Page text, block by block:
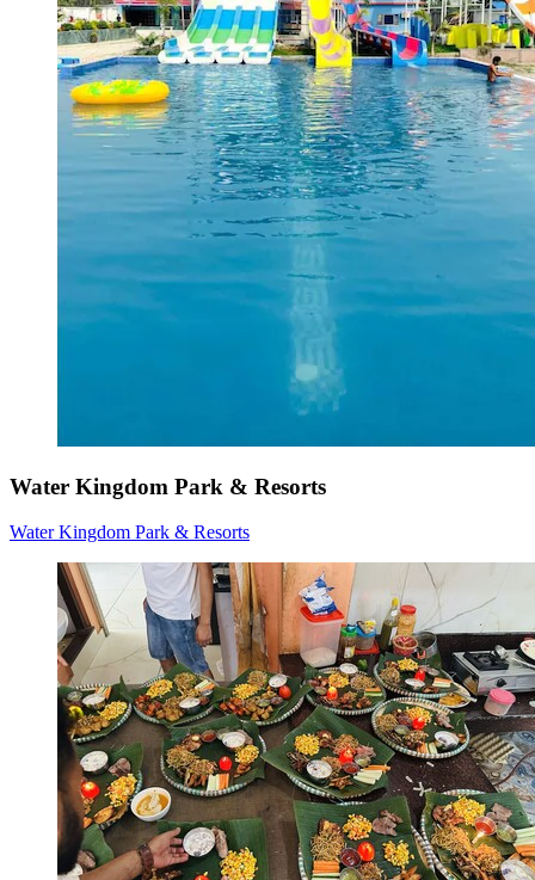
Water Kingdom Park & Resorts
Water Kingdom Park & Resorts